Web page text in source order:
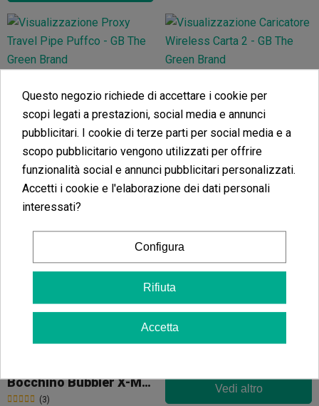
(5)
57,48 €
(4)
90,75 €
Vedi altro
Bocchino Bubbler X-Max V2 Pro
(3)
21,90 €
Vedi altro
Questo negozio richiede di accettare i cookie per
scopi legati a prestazioni, social media e annunci
pubblicitari. I cookie di terze parti per social media e a
scopo pubblicitario vengono utilizzati per offrire
funzionalità social e annunci pubblicitari personalizzati.
Accetti i cookie e l'elaborazione dei dati personali
interessati?
Configura
Rifiuta
Accetta